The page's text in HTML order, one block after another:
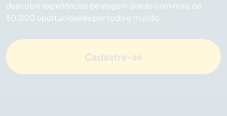
descobrir experiências de viagem únicas com mais de
50.000 oportunidades por todo o mundo.
Cadastre-se